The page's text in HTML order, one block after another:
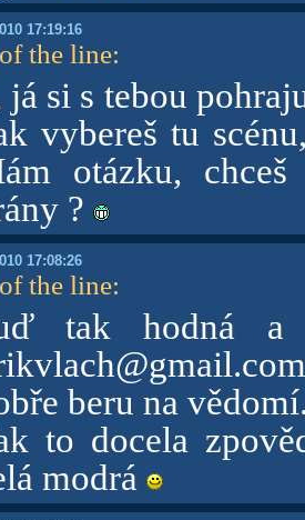
17:19:16
the line:
já si s tebou
vybereš tu
otázku,
?
17:08:26
the line:
tak hodná
beru na
to docela
modrá